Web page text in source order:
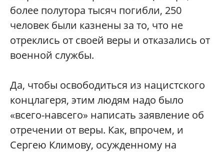
более полутора тысяч погибли, 250
человек были казнены за то, что не
отреклись от своей веры и отказались от
военной службы.
Да, чтобы освободиться из нацистского
концлагеря, этим людям надо было
«всего-навсего» написать заявление об
отречении от веры. Как, впрочем, и
Сергею Климову, осужденному на